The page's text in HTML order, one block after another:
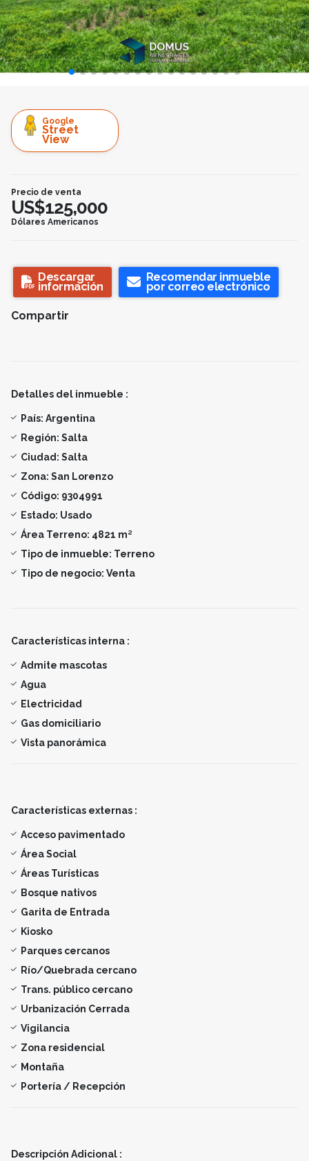
Google
Street
View
Precio de venta
US$125,000
Dólares Americanos
Descargar
información
Recomendar inmueble
por correo electrónico
Compartir
Detalles del inmueble :
País: Argentina
Región: Salta
Ciudad: Salta
Zona: San Lorenzo
Código: 9304991
Estado: Usado
Área Terreno: 4821 m²
Tipo de inmueble: Terreno
Tipo de negocio: Venta
Características interna :
Admite mascotas
Agua
Electricidad
Gas domiciliario
Vista panorámica
Características externas :
Acceso pavimentado
Área Social
Áreas Turísticas
Bosque nativos
Garita de Entrada
Kiosko
Parques cercanos
Río/Quebrada cercano
Trans. público cercano
Urbanización Cerrada
Vigilancia
Zona residencial
Montaña
Portería / Recepción
Descripción Adicional :